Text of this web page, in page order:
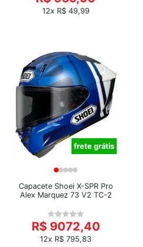
12x R$ 49,99
frete grátis
Capacete Shoei X-SPR Pro
Alex Marquez 73 V2 TC-2
R$ 9072,40
12x R$ 795,83